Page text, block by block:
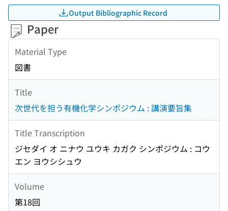
Output Bibliographic Record
Paper
Material Type
図書
Title
次世代を担う有機化学シンポジウム : 講演要旨集
Title Transcription
ジセダイ オ ニナウ ユウキ カガク シンポジウム : コウ
エン ヨウシシュウ
Volume
第18回